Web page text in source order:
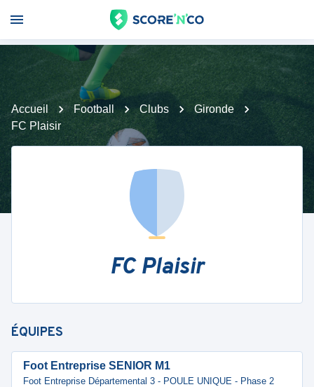
Accueil Football Clubs
Gironde
FC Plaisir
FC Plaisir
ÉQUIPES
Foot Entreprise SENIOR M1
Foot Entreprise Départemental 3 - POULE UNIQUE - Phase 2